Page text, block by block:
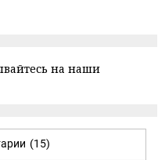
на наши
(15)